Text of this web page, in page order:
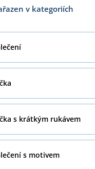
v kategoriích
s krátkým rukávem
s motivem